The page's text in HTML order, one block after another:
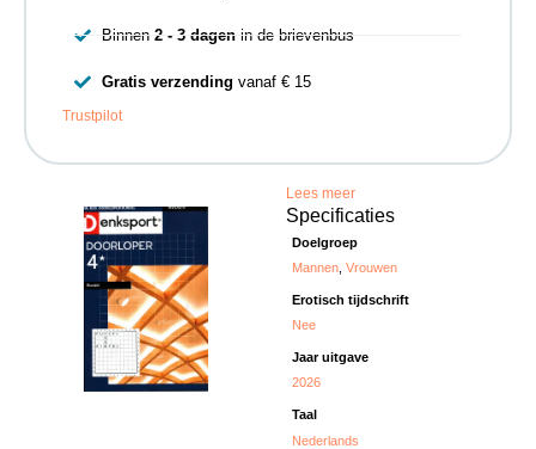
Lees meer
Specificaties
Doelgroep
Mannen ,Vrouwen
Erotisch tijdschrift
Nee
Jaar uitgave
2026
Taal
Nederlands
Binnen 2 - 3 dagenin de brievenbus
Gratis verzending vanaf € 15
Trustpilot